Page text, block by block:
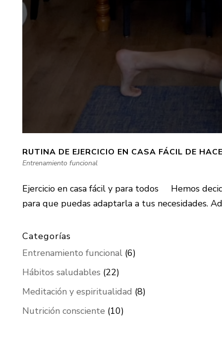
RUTINA DE EJERCICIO EN CASA FÁCIL DE
Entrenamiento funcional
Ejercicio en casa fácil y para todos Hemos
para que puedas adaptarla a tus necesidades.
Categorías
Entrenamiento funcional(6)
Hábitos saludables (22)
Meditación y espiritualidad (8)
Nutrición consciente (10)